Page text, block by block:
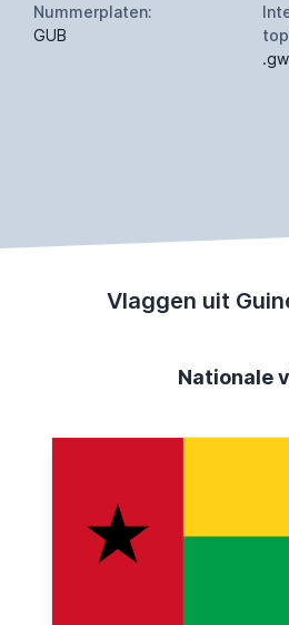
Nummerplaten:
GUB
.gw
Vlaggen uit
Nationale